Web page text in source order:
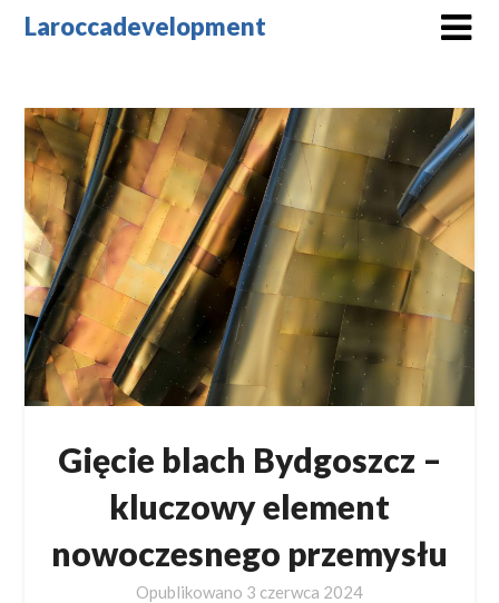
SkipLaroccadevelopment
Gięcie blach Bydgoszcz –
kluczowy element
nowoczesnego przemysłu
Opublikowano 3 czerwca 2024